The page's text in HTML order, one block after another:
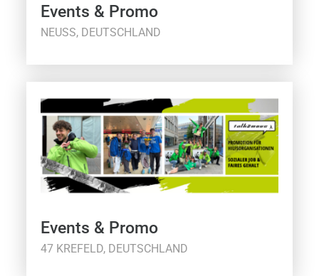
Events & Promo
NEUSS, DEUTSCHLAND
Events & Promo
47 KREFELD, DEUTSCHLAND